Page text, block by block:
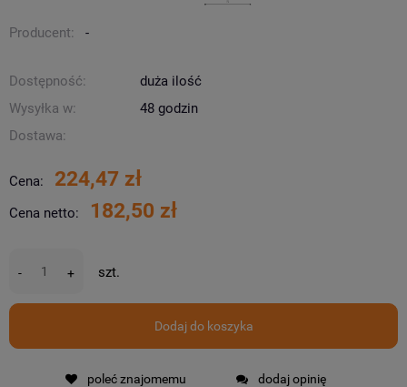
Producent: -
Dostępność:
duża ilość
Wysyłka w:
48 godzin
Dostawa:
Cena: 224,47 zł
Cena netto: 182,50 zł
- + szt.
Dodaj do koszyka
poleć znajomemu dodaj opinię